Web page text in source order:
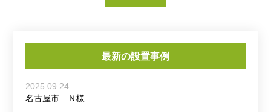
最新の設置事例
2025.09.24
名古屋市 Ｎ様